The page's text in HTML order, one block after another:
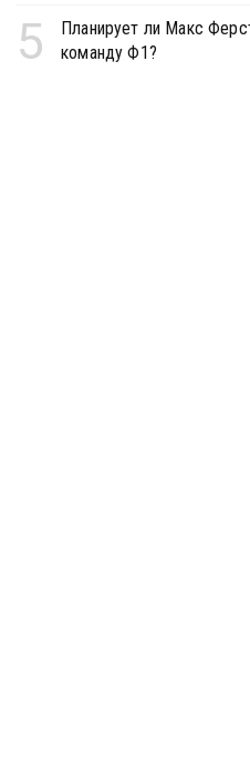
5
Планирует ли Макс
команду Ф1?